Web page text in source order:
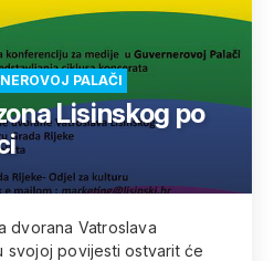
PALAČI
Lisinskog po
dvorana Vatroslava
svojoj povijesti ostvarit će